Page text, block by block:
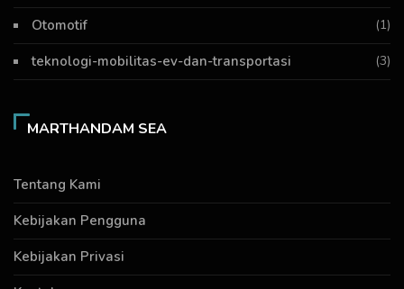
Otomotif (1)
teknologi-mobilitas-ev-dan-transportasi (3)
MARTHANDAM SEA
Tentang Kami
Kebijakan Pengguna
Kebijakan Privasi